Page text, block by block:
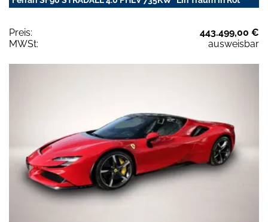
Preis:
443.499,00 €
MWSt:
ausweisbar